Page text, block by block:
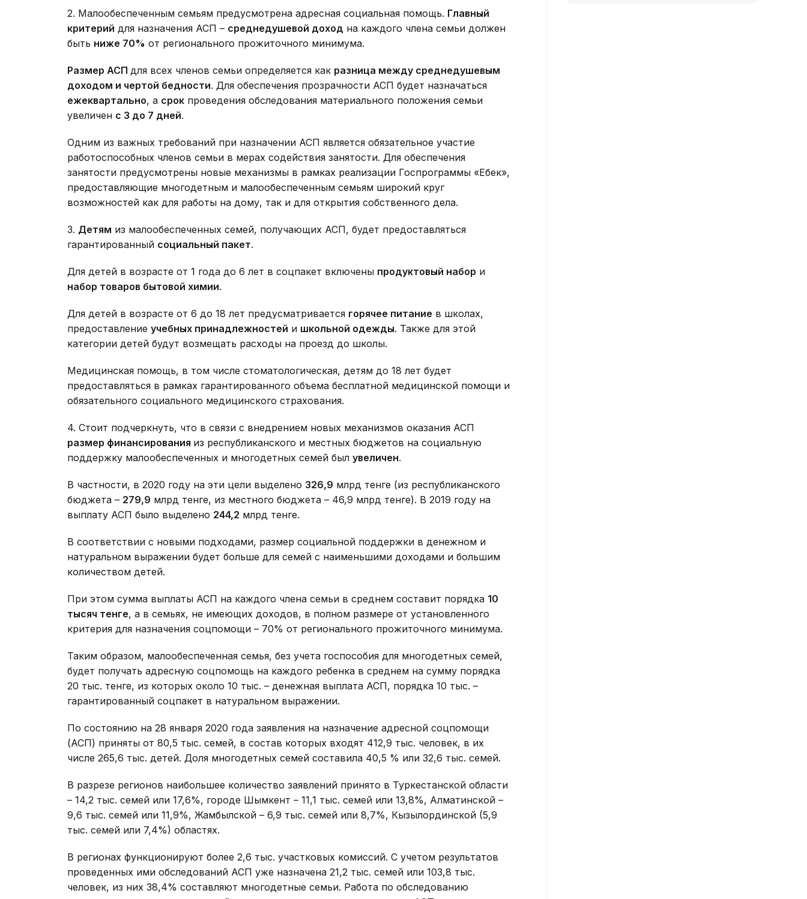
2. Малообеспеченным семьям предусмотрена адресная социальная помощь. Главный
критерий для назначения АСП – среднедушевой доход на каждого члена семьи должен
быть ниже 70% от регионального прожиточного минимума.
Размер АСП для всех членов семьи определяется как разница между среднедушевым
доходом и чертой бедности. Для обеспечения прозрачности АСП будет назначаться
ежеквартально, а срок проведения обследования материального положения семьи
увеличен с 3 до 7 дней.
Одним из важных требований при назначении АСП является обязательное участие
работоспособных членов семьи в мерах содействия занятости. Для обеспечения
занятости предусмотрены новые механизмы в рамках реализации Госпрограммы «Еңбек»,
предоставляющие многодетным и малообеспеченным семьям широкий круг
возможностей как для работы на дому, так и для открытия собственного дела.
3. Детям из малообеспеченных семей, получающих АСП, будет предоставляться
гарантированный социальный пакет.
Для детей в возрасте от 1 года до 6 лет в соцпакет включены продуктовый набор и
набор товаров бытовой химии.
Для детей в возрасте от 6 до 18 лет предусматривается горячее питание в школах,
предоставление учебных принадлежностей и школьной одежды. Также для этой
категории детей будут возмещать расходы на проезд до школы.
Медицинская помощь, в том числе стоматологическая, детям до 18 лет будет
предоставляться в рамках гарантированного объема бесплатной медицинской помощи и
обязательного социального медицинского страхования.
4. Стоит подчеркнуть, что в связи с внедрением новых механизмов оказания АСП
размер финансирования из республиканского и местных бюджетов на социальную
поддержку малообеспеченных и многодетных семей был увеличен.
В частности, в 2020 году на эти цели выделено 326,9 млрд тенге (из республиканского
бюджета – 279,9 млрд тенге, из местного бюджета – 46,9 млрд тенге). В 2019 году на
выплату АСП было выделено 244,2 млрд тенге.
В соответствии с новыми подходами, размер социальной поддержки в денежном и
натуральном выражении будет больше для семей с наименьшими доходами и большим
количеством детей.
При этом сумма выплаты АСП на каждого члена семьи в среднем составит порядка 10
тысяч тенге, а в семьях, не имеющих доходов, в полном размере от установленного
критерия для назначения соцпомощи – 70% от регионального прожиточного минимума.
Таким образом, малообеспеченная семья, без учета госпособия для многодетных семей,
будет получать адресную соцпомощь на каждого ребенка в среднем на сумму порядка
20 тыс. тенге, из которых около 10 тыс. – денежная выплата АСП, порядка 10 тыс. –
гарантированный соцпакет в натуральном выражении.
По состоянию на 28 января 2020 года заявления на назначение адресной соцпомощи
(АСП) приняты от 80,5 тыс. семей, в состав которых входят 412,9 тыс. человек, в их
числе 265,6 тыс. детей. Доля многодетных семей составила 40,5 % или 32,6 тыс. семей.
В разрезе регионов наибольшее количество заявлений принято в Туркестанской области
– 14,2 тыс. семей или 17,6%, городе Шымкент – 11,1 тыс. семей или 13,8%, Алматинской –
9,6 тыс. семей или 11,9%, Жамбылской – 6,9 тыс. семей или 8,7%, Кызылординской (5,9
тыс. семей или 7,4%) областях.
В регионах функционируют более 2,6 тыс. участковых комиссий. С учетом результатов
проведенных ими обследований АСП уже назначена 21,2 тыс. семей или 103,8 тыс.
человек, из них 38,4% составляют многодетные семьи. Работа по обследованию